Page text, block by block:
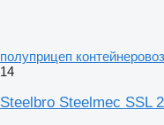
полуприцеп
14
Steelbro Steelmec SSL